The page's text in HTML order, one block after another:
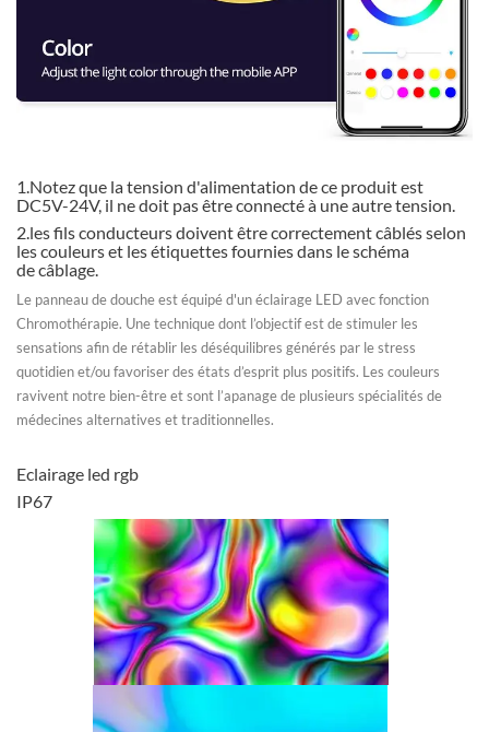
1.Notez que la tension d'alimentation de ce produit est
DC5V-24V, il ne doit pas être connecté à une autre tension.
2.les fils conducteurs doivent être correctement câblés selon
les couleurs et les étiquettes fournies dans le schéma
de câblage.
Le panneau de douche est équipé d'un éclairage LED avec fonction
Chromothérapie. Une technique dont l’objectif est de stimuler les
sensations afin de rétablir les déséquilibres générés par le stress
quotidien et/ou favoriser des états d’esprit plus positifs. Les couleurs
ravivent notre bien-être et sont l’apanage de plusieurs spécialités de
médecines alternatives et traditionnelles.
Eclairage led rgb
IP67